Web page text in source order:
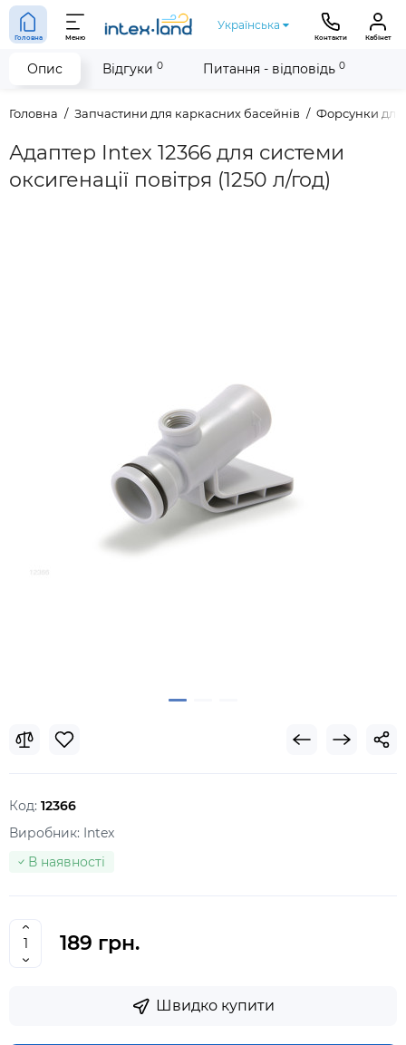
Головна Меню
Українська
Контакти Кабінет
Головна Запчастини для каркасних басейнів Форсунки для
Адаптер Intex 12366 для системи
оксигенації повітря (1250 л/год)
Код: 12366
Виробник: Intex
В наявності
189 грн.
Швидко купити
Опис Відгуки 0 Питання - відповідь 0